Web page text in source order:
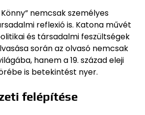
nemcsak személyes
reflexió is. Katona művét
és társadalmi feszültségek
során az olvasó nemcsak
hanem a 19. század eleji
is betekintést nyer.
felépítése